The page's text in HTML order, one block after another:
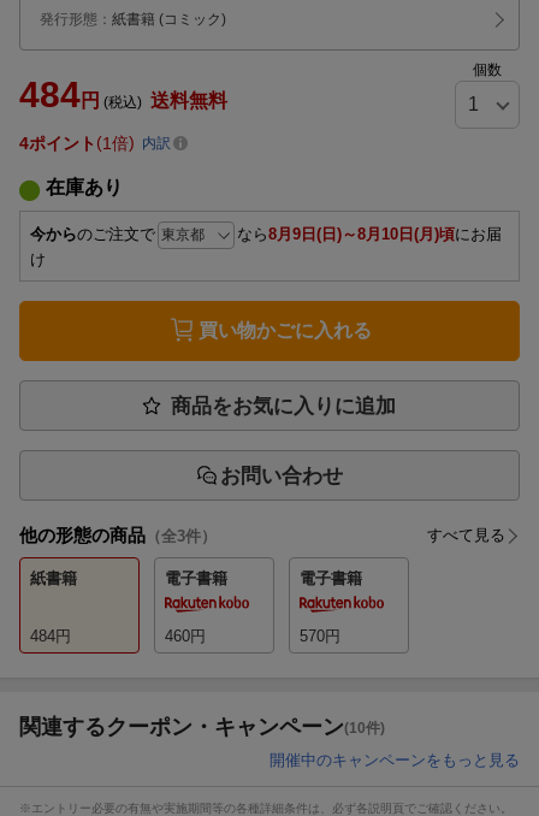
発行形態 ： 紙書籍 (コミック)
484円 (税込) 送料無料
個数
4ポイント 1倍 内訳
在庫あり
今からのご注文で なら8月9日(日)～8月10日(月)頃にお届
け
買い物かごに入れる
商品をお気に入りに追加
お問い合わせ
他の形態の商品 （全3件） すべて見る
紙書籍
484円
電子書籍
460円
電子書籍
570円
関連するクーポン・キャンペーン(10件)
開催中のキャンペーンをもっと見る
※エントリー必要の有無や実施期間等の各種詳細条件は、必ず各説明頁でご確認ください。